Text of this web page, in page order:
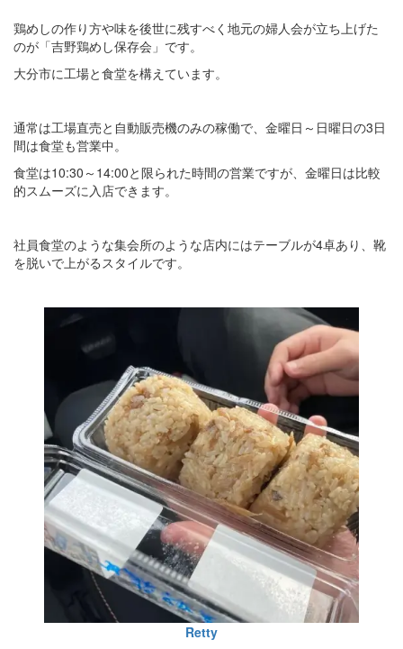
鶏めしの作り方や味を後世に残すべく地元の婦人会が立ち上げた
のが「吉野鶏めし保存会」です。
大分市に工場と食堂を構えています。
通常は工場直売と自動販売機のみの稼働で、金曜日～日曜日の3日
間は食堂も営業中。
食堂は10:30～14:00と限られた時間の営業ですが、金曜日は比較
的スムーズに入店できます。
社員食堂のような集会所のような店内にはテーブルが4卓あり、靴
を脱いで上がるスタイルです。
Retty